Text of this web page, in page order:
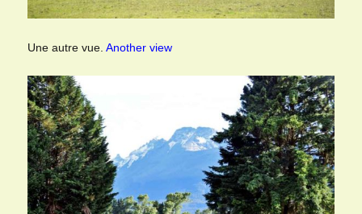
Une autre vue.Another view